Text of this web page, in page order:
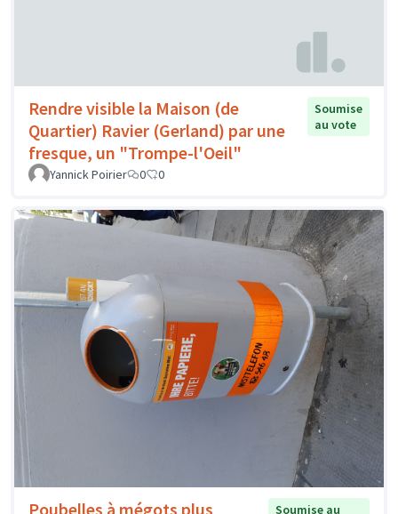
Rendre visible la Maison (de
Quartier) Ravier (Gerland) par une
fresque, un "Trompe-l'Oeil"
Soumise
au vote
Yannick Poirier 0 0
Poubelles à mégots plus
Soumise au